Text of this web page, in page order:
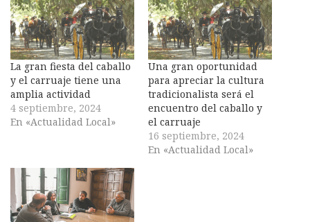
La gran fiesta del caballo
y el carruaje tiene una
amplia actividad
4 septiembre, 2024
En «Actualidad Local»
Una gran oportunidad
para apreciar la cultura
tradicionalista será el
encuentro del caballo y
el carruaje
16 septiembre, 2024
En «Actualidad Local»